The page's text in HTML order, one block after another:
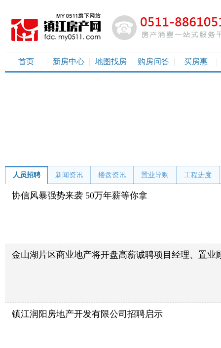
首页 新房中心 地图找房 购房问答 买房惠
人员招聘 新闻资讯 楼盘资讯 置业导购 工程进度
协信风暴强势来袭 50万年薪等你拿
金山湖片区商业地产将开盘高薪诚聘项目经理、置业
镇江润阳房地产开发有限公司招聘启示